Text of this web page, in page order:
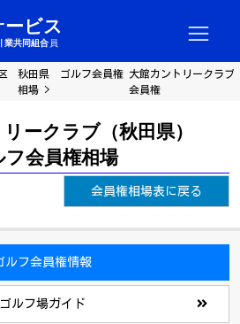
秋田県 ゴルフ会員権
相場
大館カントリークラブ
会員権
ークラブ（秋田県）
フ会員権相場
会員権相場表に戻る
ルフ会員権情報
ゴルフ場ガイド